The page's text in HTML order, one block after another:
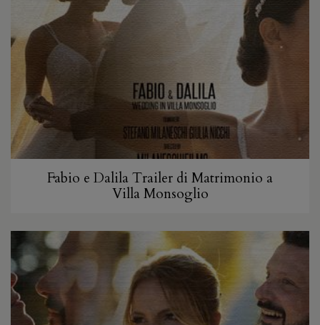
Fabio e Dalila Trailer di Matrimonio a
Villa Monsoglio